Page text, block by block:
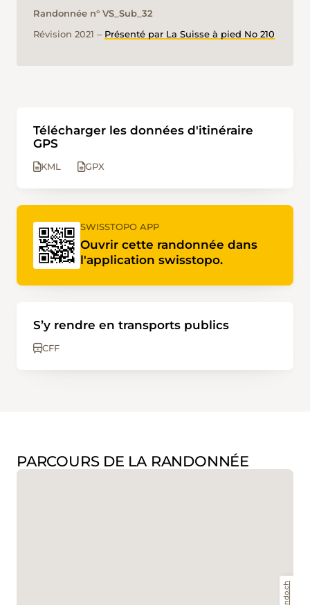
Randonnée n° VS_Sub_32
Révision 2021 ‒ Présenté par La Suisse à pied No 210
Télécharger les données d'itinéraire
GPS
KML GPX
SWISSTOPO APP
Ouvrir cette randonnée dans
l'application swisstopo.
S’y rendre en transports publics
CFF
PARCOURS DE LA RANDONNÉE